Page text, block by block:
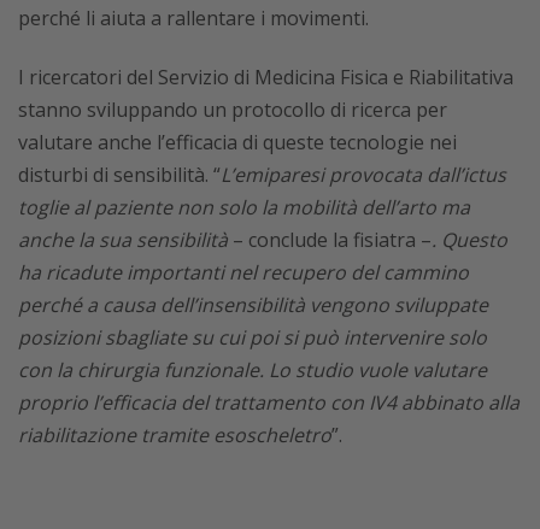
perché li aiuta a rallentare i movimenti.
I ricercatori del Servizio di Medicina Fisica e Riabilitativa
stanno sviluppando un protocollo di ricerca per
valutare anche l’efficacia di queste tecnologie nei
disturbi di sensibilità. “L’emiparesi provocata dall’ictus
toglie al paziente non solo la mobilità dell’arto ma
anche la sua sensibilità – conclude la fisiatra –. Questo
ha ricadute importanti nel recupero del cammino
perché a causa dell’insensibilità vengono sviluppate
posizioni sbagliate su cui poi si può intervenire solo
con la chirurgia funzionale. Lo studio vuole valutare
proprio l’efficacia del trattamento con IV4 abbinato alla
riabilitazione tramite esoscheletro”.